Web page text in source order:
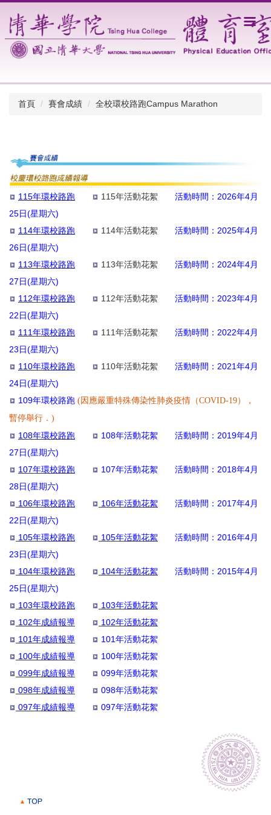
到
主
要
內
區
首頁
賽會成績 全校環校路跑Campus Marathon
115年環校路跑 115年活動花絮
活動時間：2026年4月
25日(星期六)
114年環校路跑
114年活動花絮 活動時間：2025年4月
26日(星期六)
113年環校路跑
113年活動花絮 活動時間：2024年4月
27日(星期六)
112年環校路跑
112年活動花絮 活動時間：2023年4月
22日(星期六)
111年環校路跑
111年活動花絮 活動時間：2022年4月
23日(星期六)
110年環校路跑
110年活動花絮 活動時間：2021年4月
24日(星期六)
109年環校路跑 (因應嚴重特殊傳染性肺炎疫情（COVID-19），
暫停舉行．)
108年環校路跑
108年活動花絮 活動時間：2019年4月
27日(星期六)
107年環校路跑
107年活動花絮 活動時間：2018年4月
28日(星期六)
106年環校路跑
106年活動花絮 活動時間：2017年4月
22日(星期六)
105年環校路跑
105年活動花絮
活動時間：2016年4月
23日(星期六)
104年環校路跑
104年活動花絮
活動時間：2015年4月
25日(星期六)
103年環校路跑
103年活動花絮
102年成績報導
102年活動花絮
101年成績報導
101年活動花絮
100年成績報導
100年活動花絮
099年成績報導
099年活動花絮
098年成績報導
098年活動花絮
097年成績報導
097年活動花絮